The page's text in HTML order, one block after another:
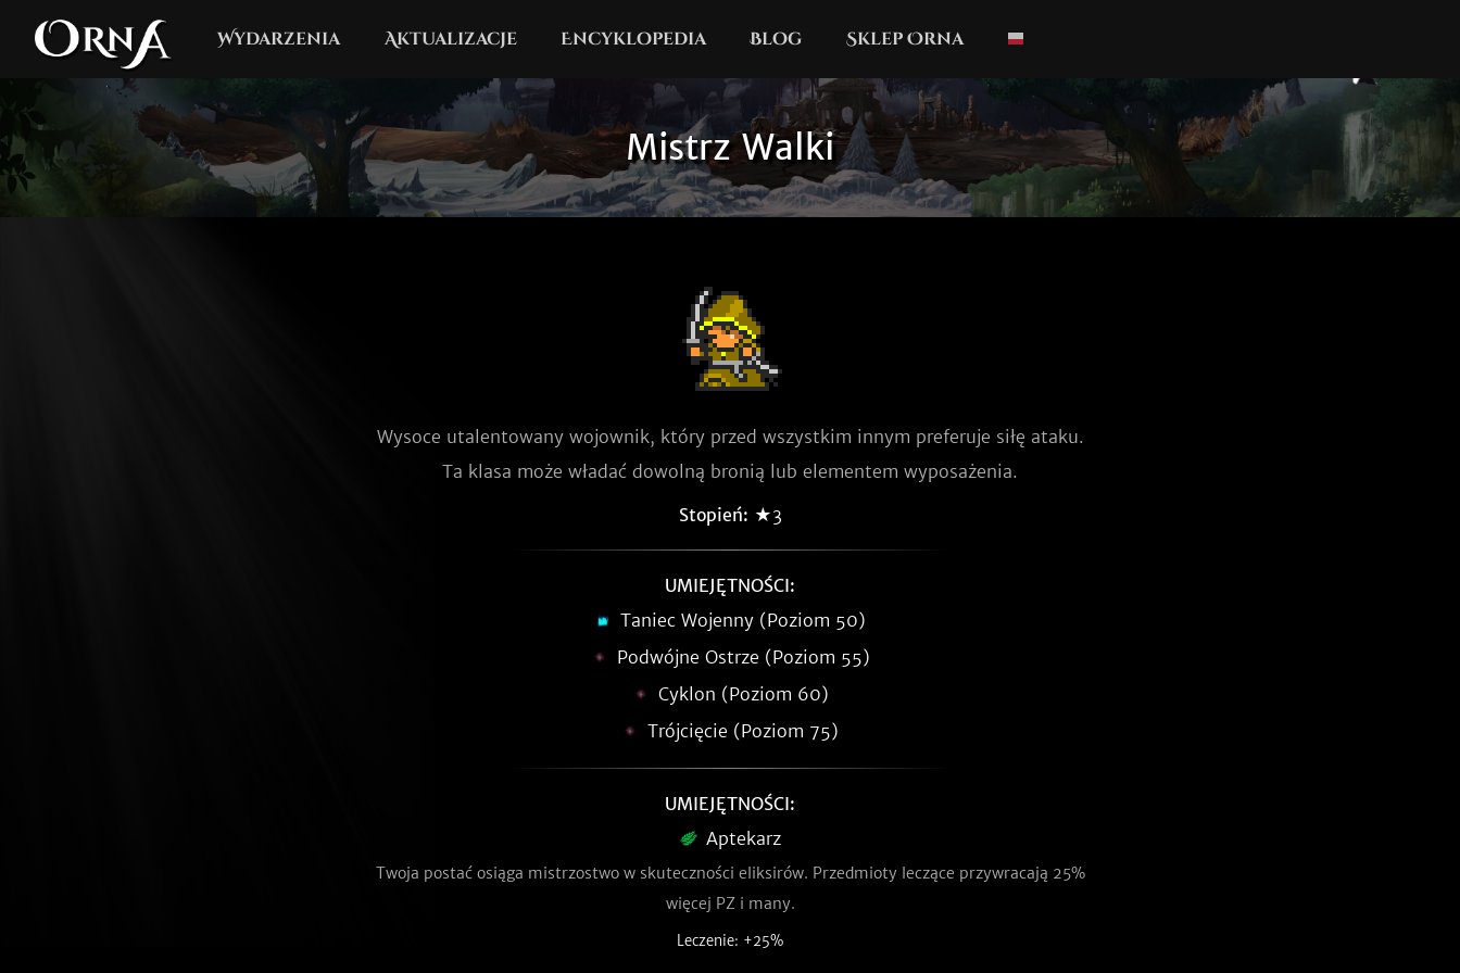
Wydarzenia Aktualizacje Encyklopedia Blog Sklep Orna
Mistrz Walki
Wysoce utalentowany wojownik, który przed wszystkim innym preferuje siłę ataku.
Ta klasa może władać dowolną bronią lub elementem wyposażenia.
Stopień: ★3
UMIEJĘTNOŚCI:
Taniec Wojenny (Poziom 50)
Podwójne Ostrze (Poziom 55)
Cyklon (Poziom 60)
Trójcięcie (Poziom 75)
UMIEJĘTNOŚCI:
Aptekarz
Twoja postać osiąga mistrzostwo w skuteczności eliksirów. Przedmioty leczące przywracają 25%
więcej PZ i many.
Leczenie: +25%